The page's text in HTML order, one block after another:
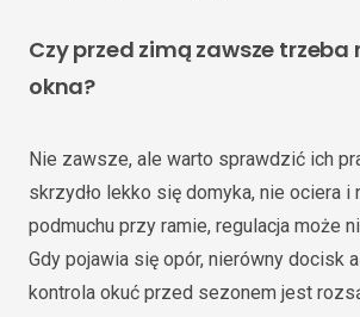
Czy przed zimą zawsze
okna?
Nie zawsze, ale warto sprawdzić ich
skrzydło lekko się domyka, nie ociera i
podmuchu przy ramie, regulacja może
Gdy pojawia się opór, nierówny docisk
kontrola okuć przed sezonem jest